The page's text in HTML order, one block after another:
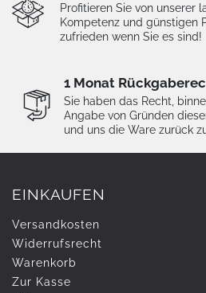
Profitieren Sie von unserer
Kompetenz und günstigen
zufrieden wenn Sie es sind!
1 Monat
Sie haben das Recht,
Angabe von Gründen
und uns die Ware zurück
EINKAUFEN
Versandkosten
Widerrufs­recht
Warenkorb
Zur Kasse